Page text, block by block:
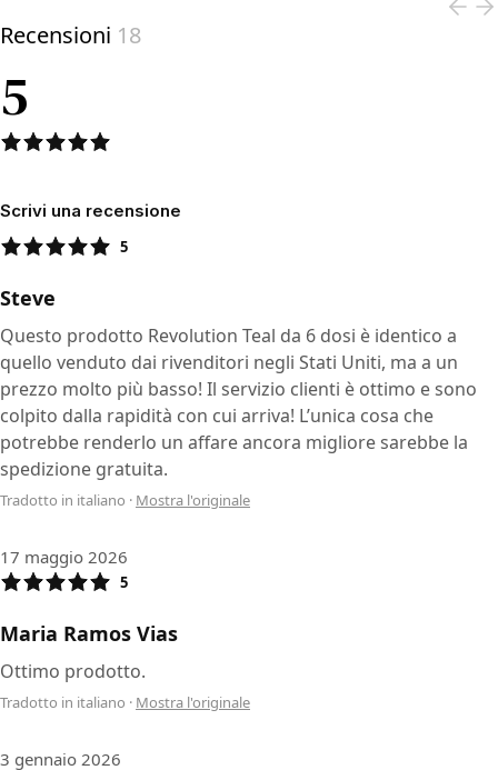
Recensioni 18
5
Scrivi una recensione
5
Steve
Questo prodotto Revolution Teal da 6 dosi è identico a
quello venduto dai rivenditori negli Stati Uniti, ma a un
prezzo molto più basso! Il servizio clienti è ottimo e sono
colpito dalla rapidità con cui arriva! L’unica cosa che
potrebbe renderlo un affare ancora migliore sarebbe la
spedizione gratuita.
Tradotto in italiano · Mostra l'originale
17 maggio 2026
5
Maria Ramos Vias
Ottimo prodotto.
Tradotto in italiano · Mostra l'originale
3 gennaio 2026